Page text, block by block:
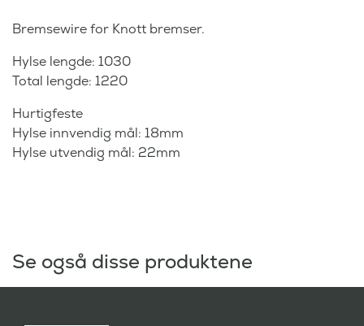
Bremsewire for Knott bremser.
Hylse lengde: 1030
Total lengde: 1220
Hurtigfeste
Hylse innvendig mål: 18mm
Hylse utvendig mål: 22mm
Se også disse produktene